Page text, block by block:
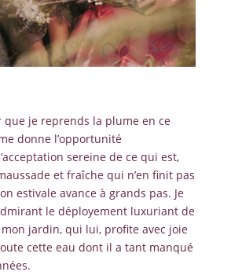
que je reprends la plume en ce
donne l’opportunité
sereine de ce qui est,
et fraîche qui n’en finit pas
estivale avance à grands pas. Je
le déployement luxuriant de
jardin, qui lui, profite avec joie
cette eau dont il a tant manqué